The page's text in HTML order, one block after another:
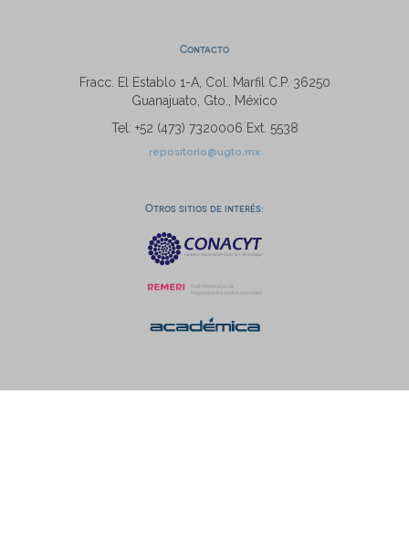
Contacto
Fracc. El Establo 1-A, Col. Marfil C.P. 36250
Guanajuato, Gto., México
Tel: +52 (473) 7320006 Ext. 5538
repositorio@ugto.mx
Otros sitios de interés: